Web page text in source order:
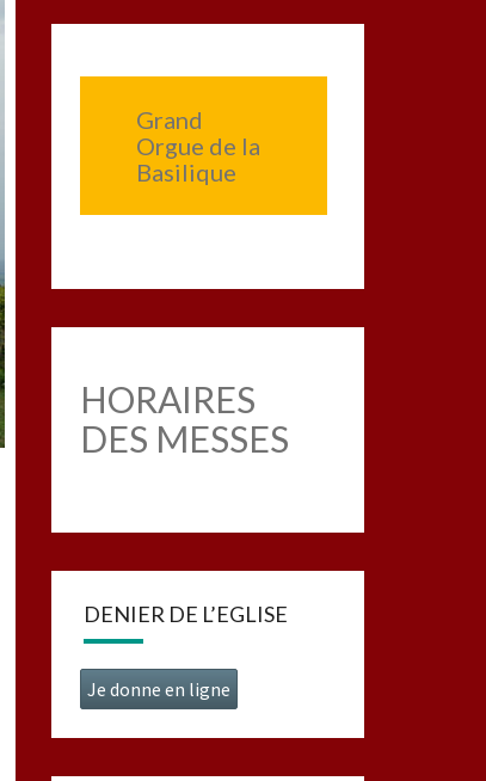
Grand
Orgue de la
Basilique
HORAIRES
DES MESSES
DENIER DE L’EGLISE
Je donne en ligne